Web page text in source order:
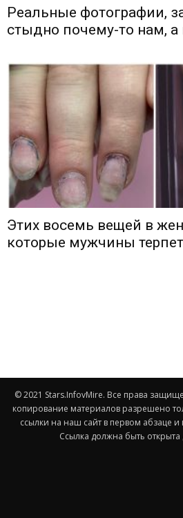
Реальные фотографии,
стыдно почему-то нам, а
Этих восемь вещей в
которые мужчины
© 2021 Stars.InfovMire. Все права
копирование материалов разрешено
ссылки на наш сайт в первом абзаце
Ссылка должна быть открыта